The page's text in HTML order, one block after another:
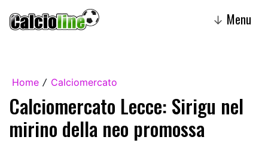
↓ Menu
Home / Calciomercato
Calciomercato Lecce: Sirigu nel
mirino della neo promossa